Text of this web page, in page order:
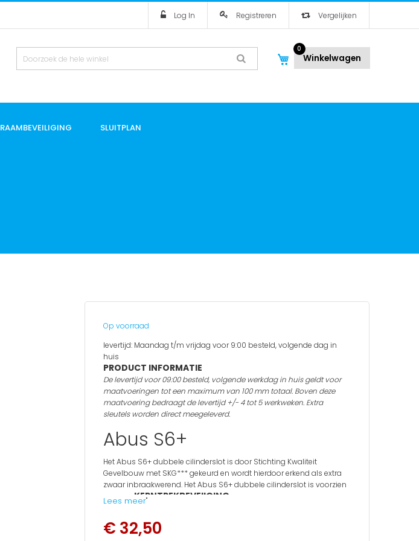
Log In Registreren Vergelijken
Winkelwagen
0
RAAMBEVEILIGING SLUITPLAN
Op voorraad
levertijd: Maandag t/m vrijdag voor 9:00 besteld, volgende dag in
huis
PRODUCT INFORMATIE
De levertijd voor 09:00 besteld, volgende werkdag in huis geldt voor
maatvoeringen tot een maximum van 100 mm totaal. Boven deze
maatvoering bedraagt de levertijd +/- 4 tot 5 werkweken. Extra
sleutels worden direct meegeleverd.
Abus S6+
Het Abus S6+ dubbele cilinderslot is door Stichting Kwaliteit
Gevelbouw met SKG*** gekeurd en wordt hierdoor erkend als extra
zwaar inbraakwerend. Het Abus S6+ dubbele cilinderslot is voorzien
van een KERNTREKBEVEIIGING,
LOCKPICKBESCHERMING,
Lees meer"
€ 32,50